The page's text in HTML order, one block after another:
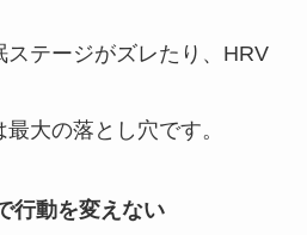
ステージがズレたり、HRV
大の落とし穴です。
行動を変えない